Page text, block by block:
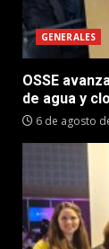
GENERALES
OSSE
de agua y
6 de agosto